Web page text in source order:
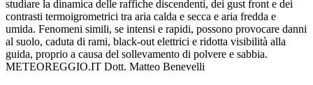
studiare la dinamica delle raffiche discendenti, dei gust front e dei
contrasti termoigrometrici tra aria calda e secca e aria fredda e
umida. Fenomeni simili, se intensi e rapidi, possono provocare danni
al suolo, caduta di rami, black-out elettrici e ridotta visibilità alla
guida, proprio a causa del sollevamento di polvere e sabbia.
METEOREGGIO.IT Dott. Matteo Benevelli